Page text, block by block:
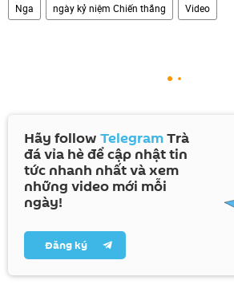
Nga ngày kỷ niệm Chiến thắng Video
Hãy follow TelegramTrà
đá vỉa hè để cập nhật tin
tức nhanh nhất và xem
những video mới mỗi
ngày!
Đăng ký